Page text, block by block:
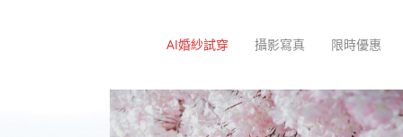
AI婚紗試穿 攝影寫真 限時優惠